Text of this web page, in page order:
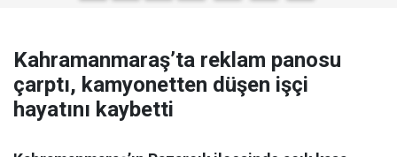
Kahramanmaraş’ta reklam panosu
çarptı, kamyonetten düşen işçi
hayatını kaybetti